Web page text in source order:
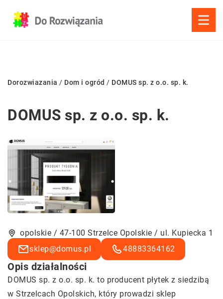
Dorozwiazania / Dom i ogród / DOMUS sp. z o.o. sp. k.
DOMUS sp. z o.o. sp. k.
opolskie / 47-100 Strzelce Opolskie / ul. Kupiecka 1
sklep@domus.pl
48883364162
Opis działalności
DOMUS sp. z o.o. sp. k. to producent płytek z siedzibą
w Strzelcach Opolskich, który prowadzi sklep